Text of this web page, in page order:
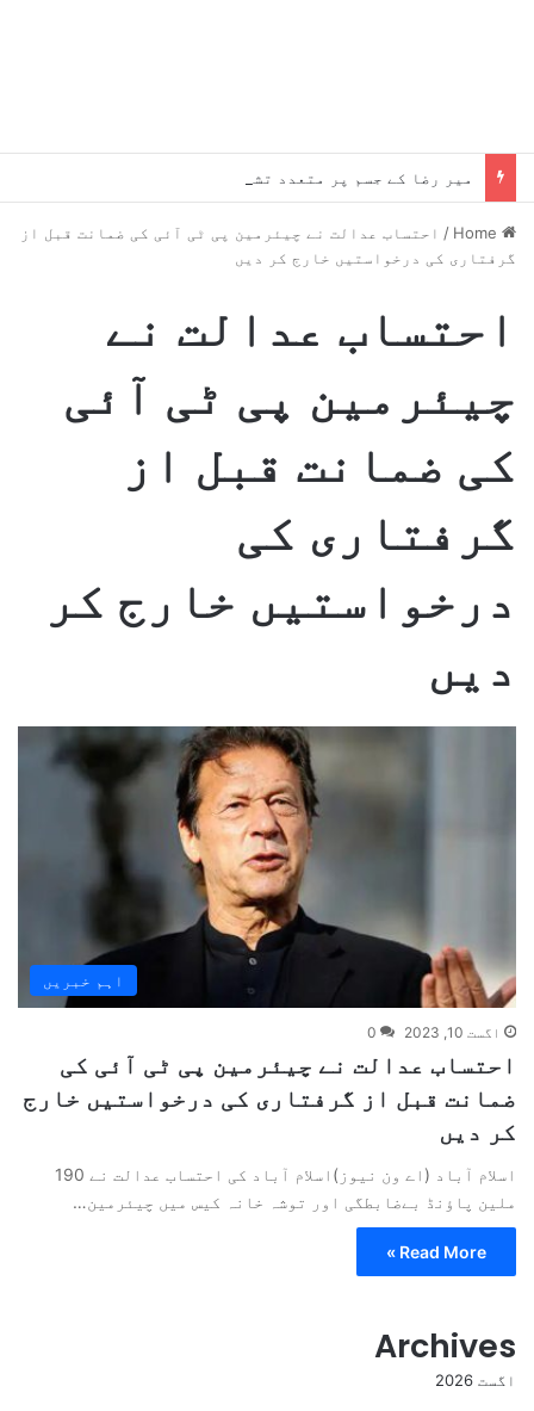
/ احتساب عدالت نے چیئرمین پی ٹی آئی کی ضمانت قبل از
گرفتاری کی درخواستیں خارج کر دیں
احتساب عدالت نے
چیئرمین پی ٹی آئی
کی ضمانت قبل از
گرفتاری کی
درخواستیں خارج کر
دیں
اہم خبریں
اگست 10, 2023 0
احتساب عدالت نے چیئرمین پی ٹی آئی کی
ضمانت قبل از گرفتاری کی درخواستیں خارج
کر دیں
اسلام آباد (اے ون نیوز)اسلام آباد کی احتساب عدالت نے 190
ملین پاؤنڈ بےضابطگی اور توشہ خانہ کیس میں چیئرمین…
Read More »
Archives
اگست 2026